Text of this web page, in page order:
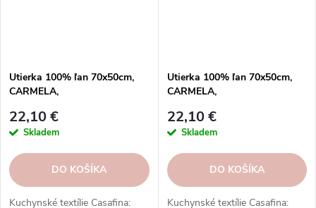
Utierka 100% ľan 70x50cm,
CARMELA,
22,10 €
Skladem
DO KOŠÍKA
Kuchynské textílie Casafina:
Utierka 100% ľan 70x50cm,
CARMELA,
22,10 €
Skladem
DO KOŠÍKA
Kuchynské textílie Casafina: